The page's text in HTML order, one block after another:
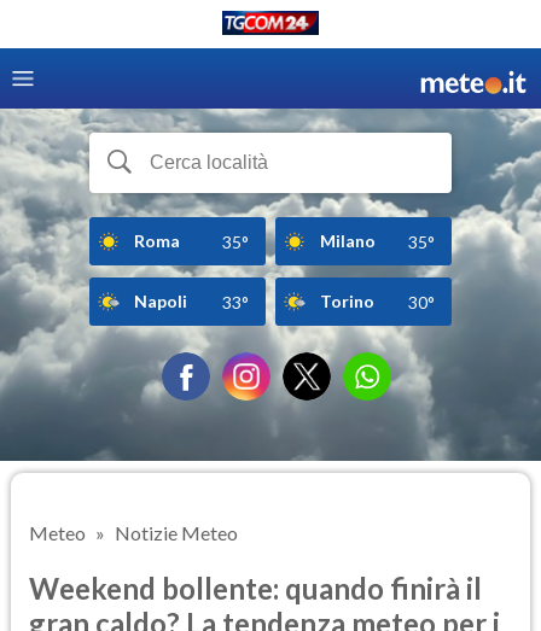
Roma 35° Milano 35°
Napoli 33° Torino 30°
Meteo Notizie Meteo
Weekend bollente: quando finirà il
gran caldo? La tendenza meteo per i